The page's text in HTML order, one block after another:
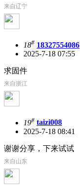
来自辽宁
18# 18327554086
2025-7-18 07:55
求固件
来自浙江
19# taizi008
2025-7-18 08:41
谢谢分享，下来试试
来自山东